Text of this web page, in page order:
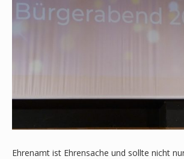
Ehrenamt ist Ehrensache und sollte nicht